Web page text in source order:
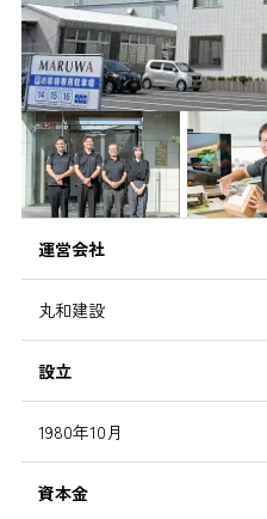
運営会社
丸和建設
設立
1980年10月
資本金